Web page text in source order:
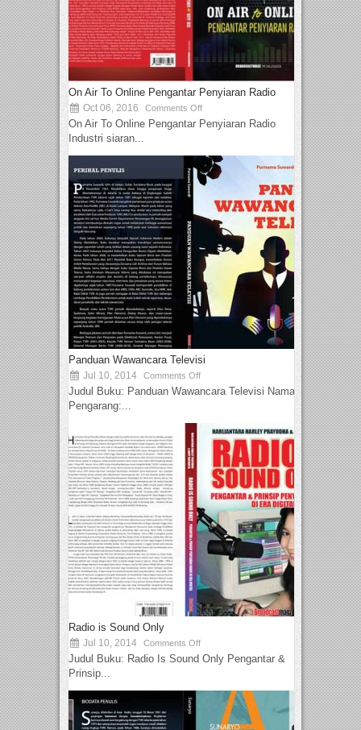
On Air To Online Pengantar Penyiaran Radio
Oct 06, 2016 Comments Off
On Air To Online Pengantar Penyiaran Radio
Industri siaran...
Panduan Wawancara Televisi
Jul 10, 2014 Comments Off
Judul Buku: Panduan Wawancara Televisi Nama
Pengarang:...
Radio is Sound Only
Jul 10, 2014 Comments Off
Judul Buku: Radio Is Sound Only Pengantar &
Prinsip...